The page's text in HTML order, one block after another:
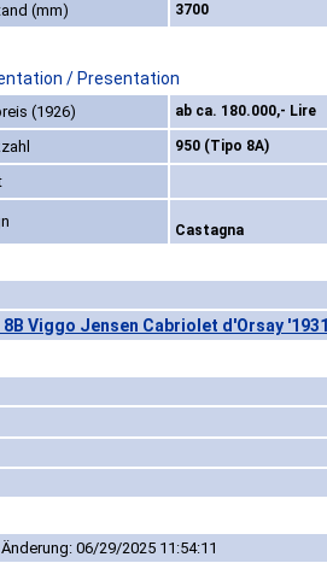
(mm) 3700
/ Presentation
(1926) ab ca. 180.000,- Lire
950 (Tipo 8A)
Castagna
Viggo Jensen Cabriolet d'Orsay '1931
06/29/2025 11:54:11